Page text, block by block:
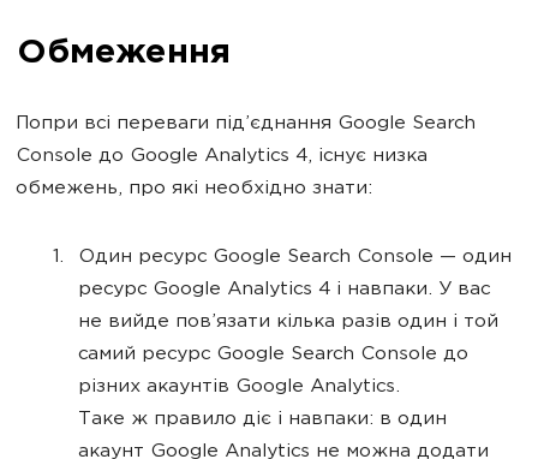
Обмеження
Попри всі переваги під’єднання Google Search
Console до Google Analytics 4, існує низка
обмежень, про які необхідно знати:
Один ресурс Google Search Console — один
ресурс Google Analytics 4 і навпаки. У вас
не вийде пов’язати кілька разів один і той
самий ресурс Google Search Console до
різних акаунтів Google Analytics.
Таке ж правило діє і навпаки: в один
акаунт Google Analytics не можна додати